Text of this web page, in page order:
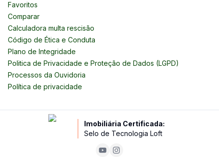
Favoritos
Comparar
Calculadora multa rescisão
Código de Ética e Conduta
Plano de Integridade
Politica de Privacidade e Proteção de Dados (LGPD)
Processos da Ouvidoria
Política de privacidade
Imobiliária Certificada:
Selo de Tecnologia Loft